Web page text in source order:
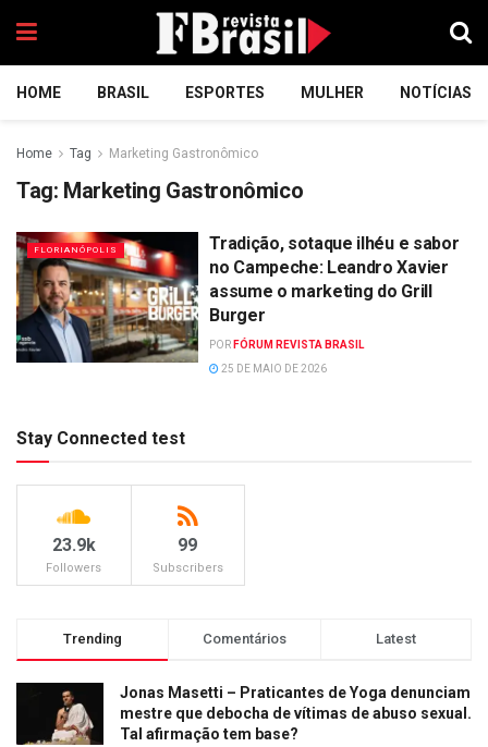
HOME BRASIL ESPORTES MULHER NOTÍCIAS
Home Tag Marketing Gastronômico
Tag: Marketing Gastronômico
FLORIANÓPOLIS
Tradição, sotaque ilhéu e sabor
no Campeche: Leandro Xavier
assume o marketing do Grill
Burger
POR FÓRUM REVISTA BRASIL
25 DE MAIO DE 2026
Stay Connected test
23.9k
Followers
99
Subscribers
Trending Comentários Latest
Jonas Masetti – Praticantes de Yoga denunciam
mestre que debocha de vítimas de abuso sexual.
Tal afirmação tem base?